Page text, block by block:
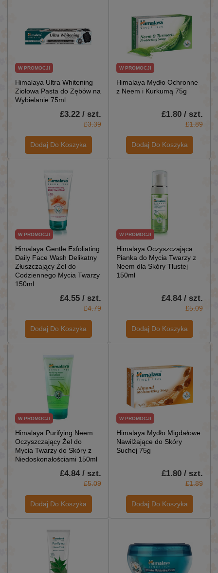
W PROMOCJI
Himalaya Ultra Whitening
Ziołowa Pasta do Zębów na
Wybielanie 75ml
£3.22 / szt.
£3.39
Dodaj Do Koszyka
W PROMOCJI
Himalaya Mydło Ochronne
z Neem i Kurkumą 75g
£1.80 / szt.
£1.89
Dodaj Do Koszyka
W PROMOCJI
Himalaya Gentle Exfoliating
Daily Face Wash Delikatny
Złuszczający Żel do
Codziennego Mycia Twarzy
150ml
£4.55 / szt.
£4.79
Dodaj Do Koszyka
W PROMOCJI
Himalaya Oczyszczająca
Pianka do Mycia Twarzy z
Neem dla Skóry Tłustej
150ml
£4.84 / szt.
£5.09
Dodaj Do Koszyka
W PROMOCJI
Himalaya Purifying Neem
Oczyszczający Żel do
Mycia Twarzy do Skóry z
Niedoskonałościami 150ml
£4.84 / szt.
£5.09
Dodaj Do Koszyka
W PROMOCJI
Himalaya Mydło Migdałowe
Nawilżające do Skóry
Suchej 75g
£1.80 / szt.
£1.89
Dodaj Do Koszyka